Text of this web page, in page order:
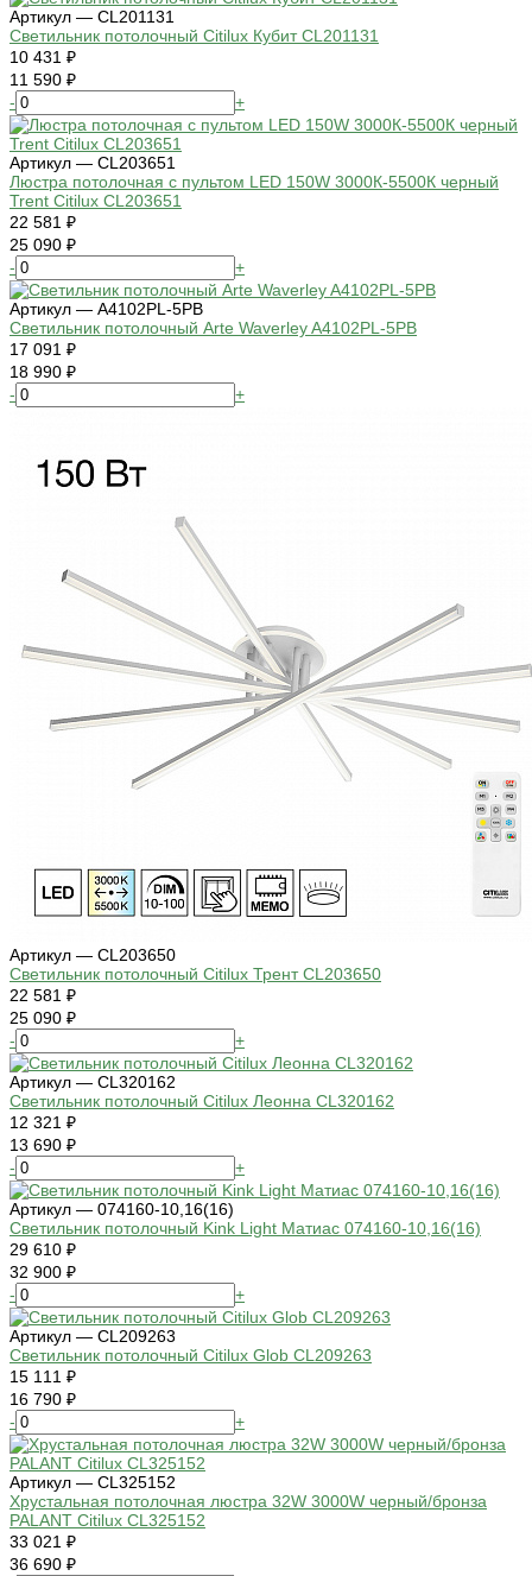
Артикул — CL201131
Светильник потолочный Citilux Кубит CL201131
10 431 ₽
11 590 ₽
-
+
Артикул — CL203651
Люстра потолочная с пультом LED 150W 3000К-5500К черный
Trent Citilux CL203651
22 581 ₽
25 090 ₽
-
+
Артикул — A4102PL-5PB
Светильник потолочный Arte Waverley A4102PL-5PB
17 091 ₽
18 990 ₽
-
+
Артикул — CL203650
Светильник потолочный Citilux Трент CL203650
22 581 ₽
25 090 ₽
-
+
Артикул — CL320162
Светильник потолочный Citilux Леонна CL320162
12 321 ₽
13 690 ₽
-
+
Артикул — 074160-10,16(16)
Светильник потолочный Kink Light Матиас 074160-10,16(16)
29 610 ₽
32 900 ₽
-
+
Артикул — CL209263
Светильник потолочный Citilux Glob CL209263
15 111 ₽
16 790 ₽
-
+
Артикул — CL325152
Хрустальная потолочная люстра 32W 3000W черный/бронза
PALANT Citilux CL325152
33 021 ₽
36 690 ₽